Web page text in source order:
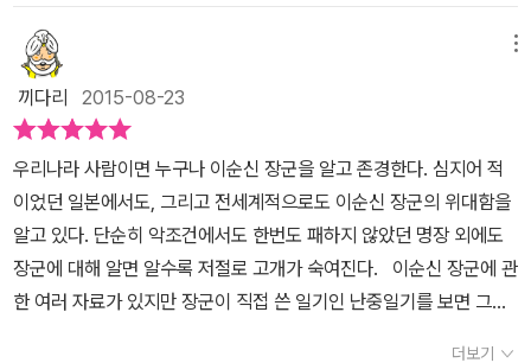
굉장히 엄격했다고합니다.벌을 줄때 안타깝고 힘들었던 마음이 일기
에 고스란히 담겨있답니다.부하들에게 칭찬과 격려도 많이 해주었다
고해요.이순신의 일기와 일기에 대한 설명으로 일기를 읽는데고스란
히 이순신의 마음이 전해지는듯했어요.전후 사정을 모르고 임금의 말
을 듣지 않았다는 이유로이순신은 감옥에 갇히게 되었고 모진고초를
당하고 사형까지 갈뻔했지요.이순신의 공을 인정한 조정의 대신들로
인해 다시금 풀려나게 되요.그래서 난중일기에서 정유년 1월부터 3월
까지의 일기는 없대요.이 대목을 볼때는 너무 안타깝고 울분이 일어
나던걸요.그래도 이순신은 나라와 임금을 원망하지 않는 모습에서 진
을 하게 되었는대요.항상 어머니를 생각하고 어머니에게 다정다감한
에 대해 아이들에게 들려줍니다. 사실 난중일기의 원문 부분을 제외
하면 책 전체가 아이에게 옛날 이야기를 들려주는 듯한 문체로 친근
하게 쓰여져 있습니다. 난중일기에는 그저 승승장구한 장군으로 알려
져 있는 이순신 장군이 전쟁을 준비하면서부터 치뤄나가는 7년간의
모습이 담겨져 있습니다. 때론 고뇌하고 때론 좌절하고 그렇지만 그
럼에도 백성을 위해 나라를 구하고자 치열하게 살아나간 인간적인 모
습을 일기를 통해서 알 수 있습니다.또 '들어가는 말'을 통해서 임진왜
란를 전후한 역사적인 배경을 자세하게 설명해 주고 있습니다. 조선
의 역사는 임진왜란를 기준으로 전후가 완전히 다른 모습을 가지게
됩니다. 임진왜란이 왜 큰 의미를 지니는지, 변방에 전혀 알려지지 않
았던 이순신 장군이 어떻게 임진왜란의 중심에 서게 되는지를, 그리
끼다리 2015-08-23
우리나라 사람이면 누구나 이순신 장군을 알고 존경한다. 심지어 적
이었던 일본에서도, 그리고 전세계적으로도 이순신 장군의 위대함을
알고 있다. 단순히 악조건에서도 한번도 패하지 않았던 명장 외에도
장군에 대해 알면 알수록 저절로 고개가 숙여진다. 이순신 장군에 관
한 여러 자료가 있지만 장군이 직접 쓴 일기인 난중일기를 보면 그분
더보기